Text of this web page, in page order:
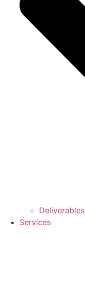
Deliverables
Services